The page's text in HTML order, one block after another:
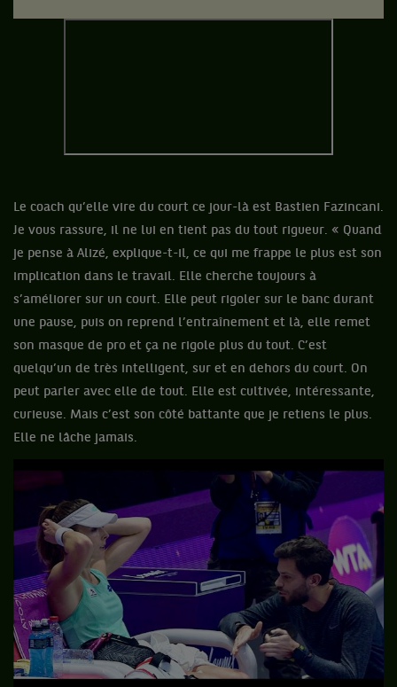
Le coach qu’elle vire du court ce jour-là est Bastien Fazincani.
Je vous rassure, il ne lui en tient pas du tout rigueur. « Quand
je pense à Alizé, explique-t-il, ce qui me frappe le plus est son
implication dans le travail. Elle cherche toujours à
s’améliorer sur un court. Elle peut rigoler sur le banc durant
une pause, puis on reprend l’entraînement et là, elle remet
son masque de pro et ça ne rigole plus du tout. C’est
quelqu’un de très intelligent, sur et en dehors du court. On
peut parler avec elle de tout. Elle est cultivée, intéressante,
curieuse. Mais c’est son côté battante que je retiens le plus.
Elle ne lâche jamais.